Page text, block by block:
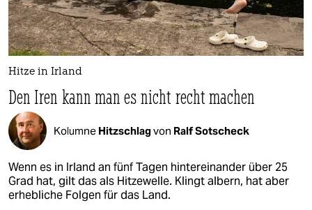
Hitze in Irland
Den Iren kann man es nicht recht machen
Kolumne Hitzschlagvon Ralf Sotscheck
Wenn es in Irland an fünf Tagen hintereinander über 25
Grad hat, gilt das als Hitzewelle. Klingt albern, hat aber
erhebliche Folgen für das Land.